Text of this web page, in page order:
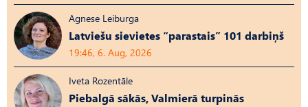
Agnese Leiburga
Latviešu sievietes “parastais” 101 darbiņš
19:46, 6. Aug, 2026
Iveta Rozentāle
Piebalgā sākās, Valmierā turpinās